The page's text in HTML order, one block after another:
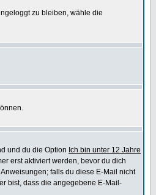
zu bleiben, wähle die
und du die Option Ich bin unter 12 Jahre
erst aktiviert werden, bevor du dich
falls du diese E-Mail nicht
bist, dass die angegebene E-Mail-